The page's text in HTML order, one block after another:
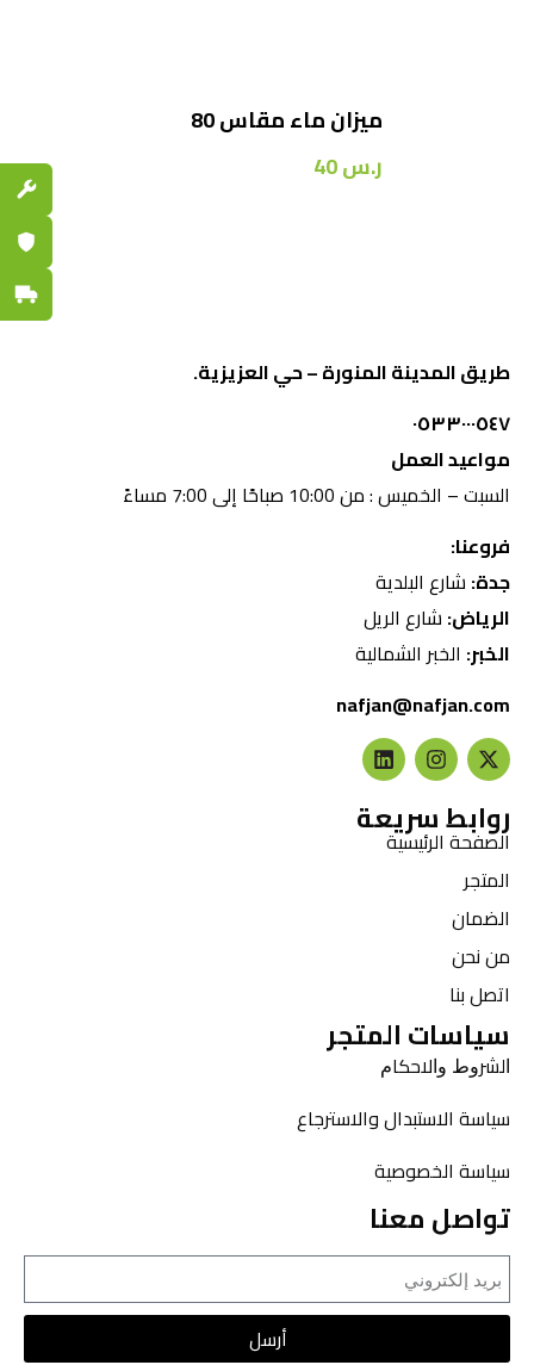
ميزان ماء مقاس 80
ر.س40
طريق المدينة المنورة – حي العزيزية.
٠٥٣٣٠٠٠٥٤٧
مواعيد العمل
السبت – الخميس : من 10:00 صباحًا إلى 7:00 مساءً
فروعنا:
جدة: شارع البلدية
الرياض: شارع الريل
الخبر: الخبر الشمالية
nafjan@nafjan.com
روابط سريعة
الصفحة الرئيسية
المتجر
الضمان
من نحن
اتصل بنا
سياسات المتجر
ﺍﻟﺸﺮﻭﻁ ﻭﺍﻻﺣﻜﺎﻡ
سياسة الاستبدال والاسترجاع
سياسة الخصوصية
تواصل معنا
أرسل
قطع
ضمان